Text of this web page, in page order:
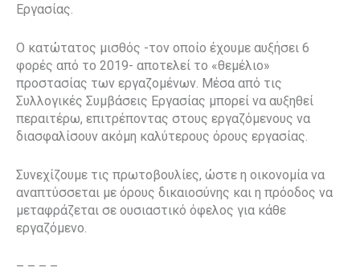
Εργασίας.
Ο κατώτατος μισθός -τον οποίο έχουμε αυξήσει 6
φορές από το 2019- αποτελεί το «θεμέλιο»
προστασίας των εργαζομένων. Μέσα από τις
Συλλογικές Συμβάσεις Εργασίας μπορεί να αυξηθεί
περαιτέρω, επιτρέποντας στους εργαζόμενους να
διασφαλίσουν ακόμη καλύτερους όρους εργασίας.
Συνεχίζουμε τις πρωτοβουλίες, ώστε η οικονομία να
αναπτύσσεται με όρους δικαιοσύνης και η πρόοδος να
μεταφράζεται σε ουσιαστικό όφελος για κάθε
εργαζόμενο.
– – – –